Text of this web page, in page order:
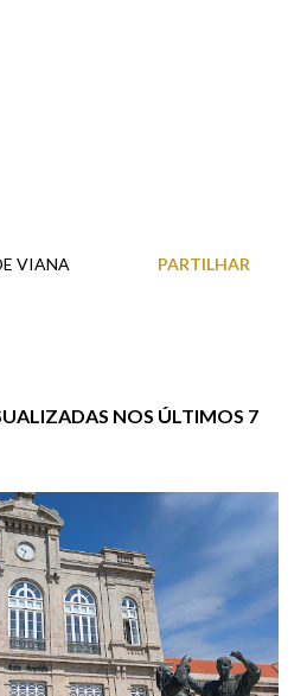
VIANA PARTILHAR
NOS ÚLTIMOS 7